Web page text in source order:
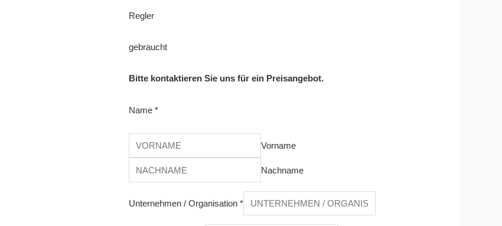
Regler
gebraucht
Bitte kontaktieren Sie uns für ein Preisangebot.
Name *
Vorname
Nachname
Unternehmen / Organisation *